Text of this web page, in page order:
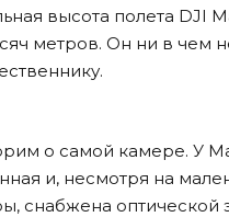
высота полета DJI
метров. Он ни в чем
о самой камере. У
и, несмотря на
снабжена оптической